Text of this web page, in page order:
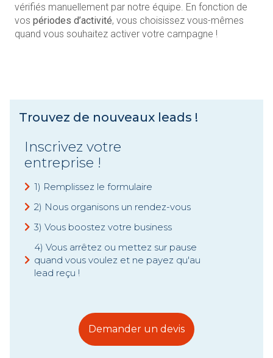
vérifiés manuellement par notre équipe. En fonction de
vos périodes d’activité, vous choisissez vous-mêmes
quand vous souhaitez activer votre campagne !
Trouvez de nouveaux leads !
Inscrivez votre
entreprise !
1) Remplissez le formulaire
2) Nous organisons un rendez-vous
3) Vous boostez votre business
4) Vous arrêtez ou mettez sur pause
quand vous voulez et ne payez qu'au
lead reçu !
Demander un devis